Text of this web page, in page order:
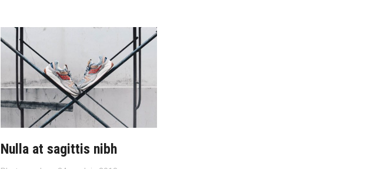
Nulla at sagittis nibh